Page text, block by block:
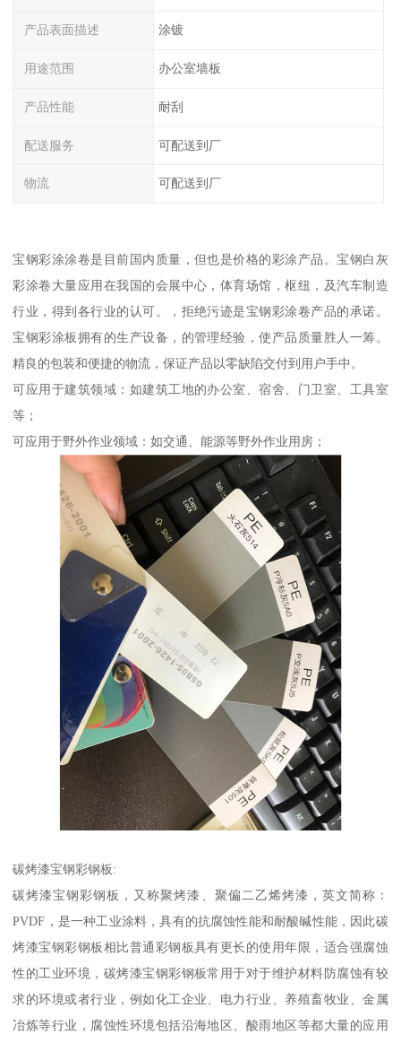
产品表面描述 涂镀
用途范围 办公室墙板
产品性能 耐刮
配送服务 可配送到厂
物流 可配送到厂
宝钢彩涂涂卷是目前国内质量，但也是价格的彩涂产品。宝钢白灰
彩涂卷大量应用在我国的会展中心，体育场馆，枢纽，及汽车制造
行业，得到各行业的认可。，拒绝污迹是宝钢彩涂卷产品的承诺。
宝钢彩涂板拥有的生产设备，的管理经验，使产品质量胜人一筹。
精良的包装和便捷的物流，保证产品以零缺陷交付到用户手中。
可应用于建筑领域：如建筑工地的办公室、宿舍、门卫室、工具室
等；
可应用于野外作业领域：如交通、能源等野外作业用房；
碳烤漆宝钢彩钢板:
碳烤漆宝钢彩钢板，又称聚烤漆、聚偏二乙烯烤漆，英文简称：
PVDF，是一种工业涂料，具有的抗腐蚀性能和耐酸碱性能，因此碳
烤漆宝钢彩钢板相比普通彩钢板具有更长的使用年限，适合强腐蚀
性的工业环境，碳烤漆宝钢彩钢板常用于对于维护材料防腐蚀有较
求的环境或者行业，例如化工企业、电力行业、养殖畜牧业、金属
冶炼等行业，腐蚀性环境包括沿海地区、酸雨地区等都大量的应用